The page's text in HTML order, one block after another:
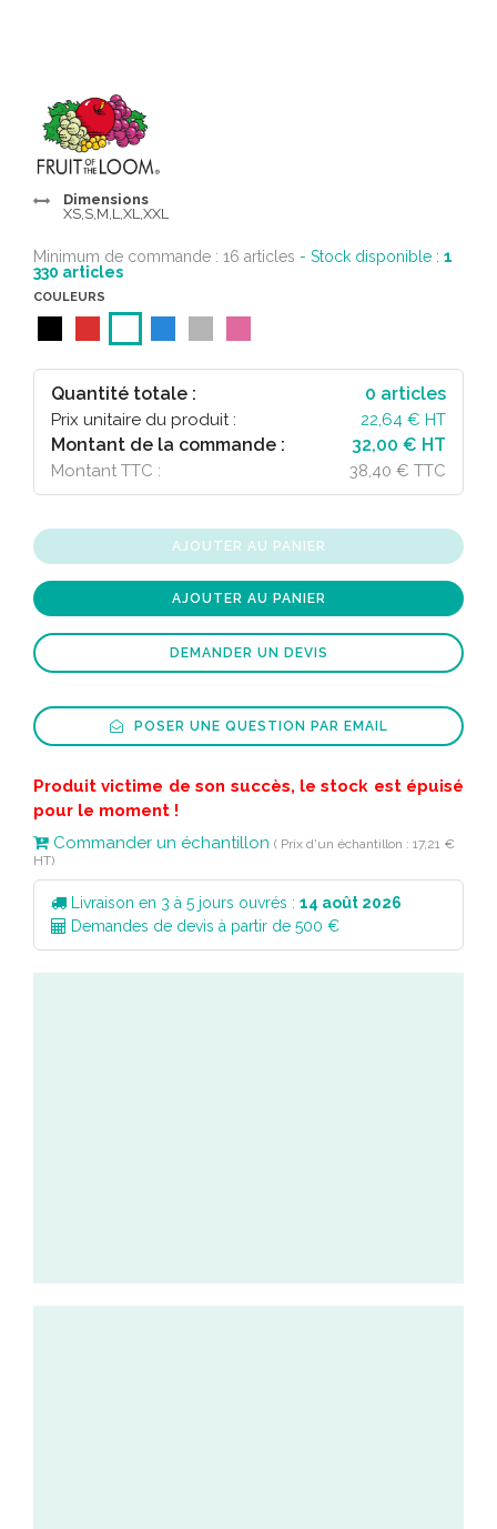
Dimensions
XS,S,M,L,XL,XXL
Minimum de commande : 16 articles - Stock disponible : 1
330 articles
COULEURS
Quantité totale : 0 articles
Prix unitaire du produit : 22,64 € HT
Montant de la commande : 32,00 € HT
Montant TTC : 38,40 € TTC
AJOUTER AU PANIER
AJOUTER AU PANIER
DEMANDER UN DEVIS
POSER UNE QUESTION PAR EMAIL
Produit victime de son succès, le stock est épuisé
pour le moment !
Commander un échantillon ( Prix d'un échantillon : 17,21 €
HT)
Livraison en 3 à 5 jours ouvrés : 14 août 2026
Demandes de devis à partir de 500 €